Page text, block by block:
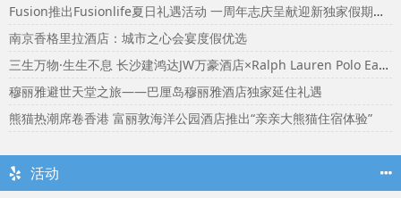
Fusion推出Fusionlife夏日礼遇活动 一周年志庆呈献迎新独家假期奖赏
南京香格里拉酒店：城市之心会宴度假优选
三生万物·生生不息 长沙建鸿达JW万豪酒店×Ralph Lauren Polo Earth开启可持续生活旅行美学
穆丽雅避世天堂之旅——巴厘岛穆丽雅酒店独家延住礼遇
熊猫热潮席卷香港 富丽敦海洋公园酒店推出“亲亲大熊猫住宿体验”
活动